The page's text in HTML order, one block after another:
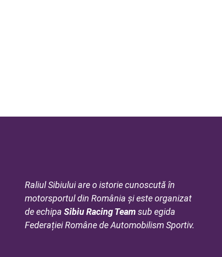
Raliul Sibiului are o istorie cunoscută în
motorsportul din România și este organizat
de echipa Sibiu Racing Teamsub egida
Federației Române de Automobilism Sportiv.